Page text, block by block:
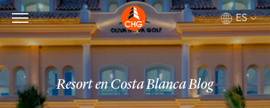
ES
Resort en Costa Blanca Blog